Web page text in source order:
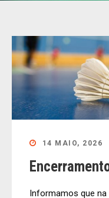
14 MAIO, 2026
Informamos que